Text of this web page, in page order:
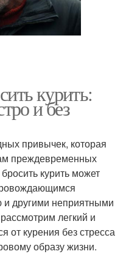
курить:
и без
привычек, которая
преждевременных
курить может
и другими неприятными
легкий и
от курения без стресса
образу жизни.